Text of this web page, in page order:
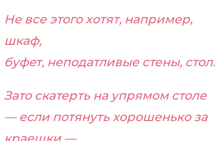
Не все этого хотят, например,
шкаф,
буфет, неподатливые стены, стол.
Зато скатерть на упрямом столе
— если потянуть хорошенько за
краешки —